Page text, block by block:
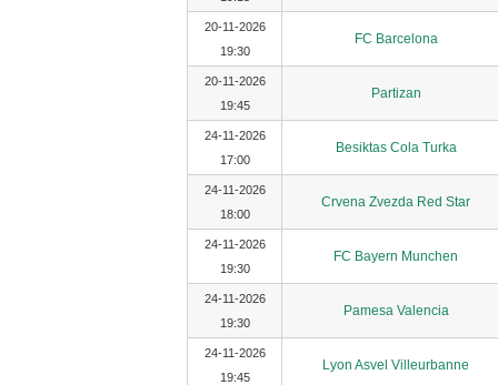
20-11-2026
19:30
FC Barcelona
20-11-2026
19:45
Partizan
24-11-2026
17:00
Besiktas Cola Turka
24-11-2026
18:00
Crvena Zvezda Red Star
24-11-2026
19:30
FC Bayern Munchen
24-11-2026
19:30
Pamesa Valencia
24-11-2026
19:45
Lyon Asvel Villeurbanne